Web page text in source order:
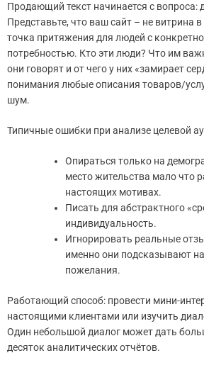
Продающий текст начинается с вопроса:
Представьте, что ваш сайт – не витрина в
точка притяжения для людей с
потребностью. Кто эти люди? Что им
они говорят и от чего у них «замирает
понимания любые описания товаров/
шум.
Типичные ошибки при анализе целевой
Опираться только на
место жительства мало что
настоящих мотивах.
Писать для абстрактного
индивидуальность.
Игнорировать реальные
именно они подсказывают
пожелания.
Работающий способ: провести мини-
настоящими клиентами или изучить
Один небольшой диалог может дать
десяток аналитических отчётов.